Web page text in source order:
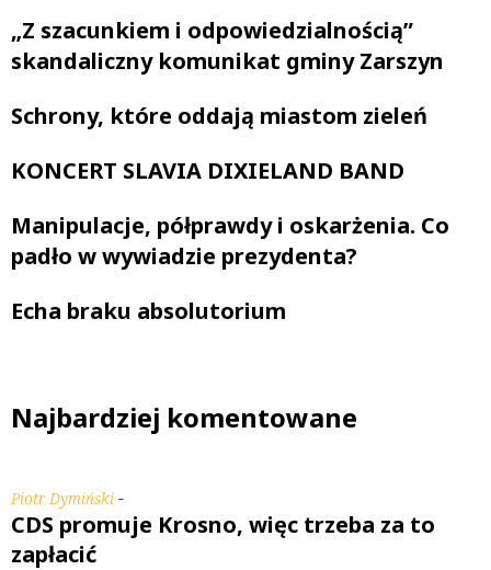
„Z szacunkiem i odpowiedzialnością”
skandaliczny komunikat gminy Zarszyn
Schrony, które oddają miastom zieleń
KONCERT SLAVIA DIXIELAND BAND
Manipulacje, półprawdy i oskarżenia. Co
padło w wywiadzie prezydenta?
Echa braku absolutorium
Najbardziej komentowane
Piotr Dymiński -
CDS promuje Krosno, więc trzeba za to
zapłacić